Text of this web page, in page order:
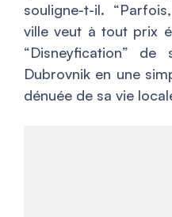
souligne-t-il.
ville veut à tout prix
“Disneyfication”
Dubrovnik en une
dénuée de sa vie